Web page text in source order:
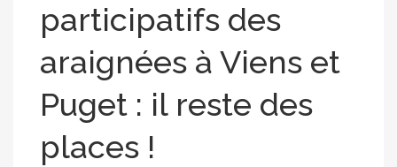
participatifs des
araignées à Viens et
Puget : il reste des
places !